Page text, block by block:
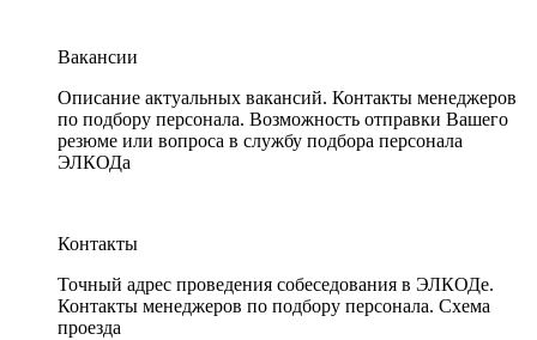
Вакансии
Описание актуальных вакансий. Контакты менеджеров
по подбору персонала. Возможность отправки Вашего
резюме или вопроса в службу подбора персонала
ЭЛКОДа
Контакты
Точный адрес проведения собеседования в ЭЛКОДе.
Контакты менеджеров по подбору персонала. Схема
проезда